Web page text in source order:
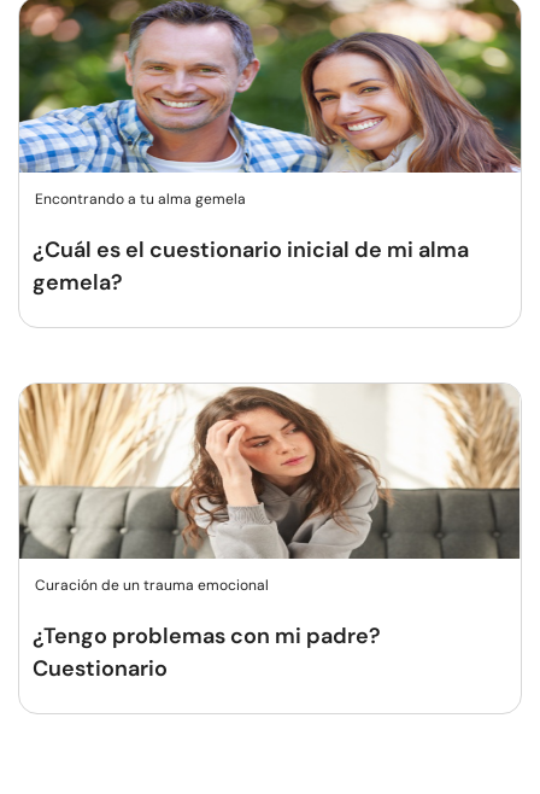
Encontrando a tu alma gemela
¿Cuál es el cuestionario inicial de mi alma
gemela?
Curación de un trauma emocional
¿Tengo problemas con mi padre?
Cuestionario